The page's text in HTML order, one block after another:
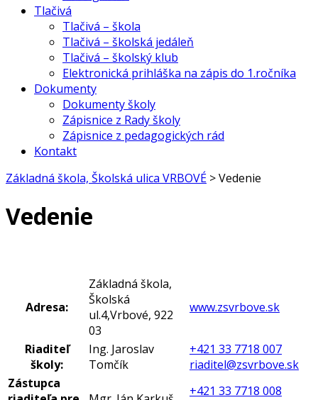
Tlačivá
Tlačivá – škola
Tlačivá – školská jedáleň
Tlačivá – školský klub
Elektronická prihláška na zápis do 1.ročníka
Dokumenty
Dokumenty školy
Zápisnice z Rady školy
Zápisnice z pedagogických rád
Kontakt
Základná škola, Školská ulica VRBOVÉ >Vedenie
Vedenie
Adresa:
Základná škola,
Školská
ul.4,Vrbové, 922
03
www.zsvrbove.sk
Riaditeľ
školy:
Ing. Jaroslav
Tomčík
+421 33 7718 007
riaditel@zsvrbove.sk
Zástupca
+421 33 7718 008